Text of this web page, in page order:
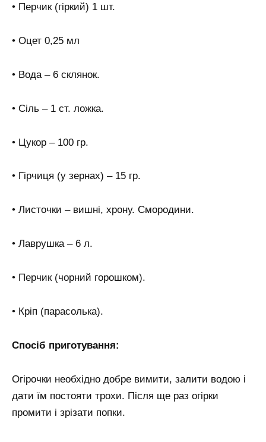
• Перчик (гіркий) 1 шт.
• Оцет 0,25 мл
• Вода – 6 склянок.
• Сіль – 1 ст. ложка.
• Цукор – 100 гр.
• Гірчиця (у зернах) – 15 гр.
• Листочки – вишні, хрону. Смородини.
• Лаврушка – 6 л.
• Перчик (чорний горошком).
• Кріп (парасолька).
Спосіб приготування:
Огірочки необхідно добре вимити, залити водою і
дати їм постояти трохи. Після ще раз огірки
промити і зрізати попки.